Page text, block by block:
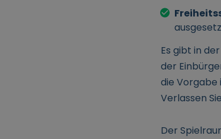
Es gibt in
der
die Vorgabe
Verlassen
Der